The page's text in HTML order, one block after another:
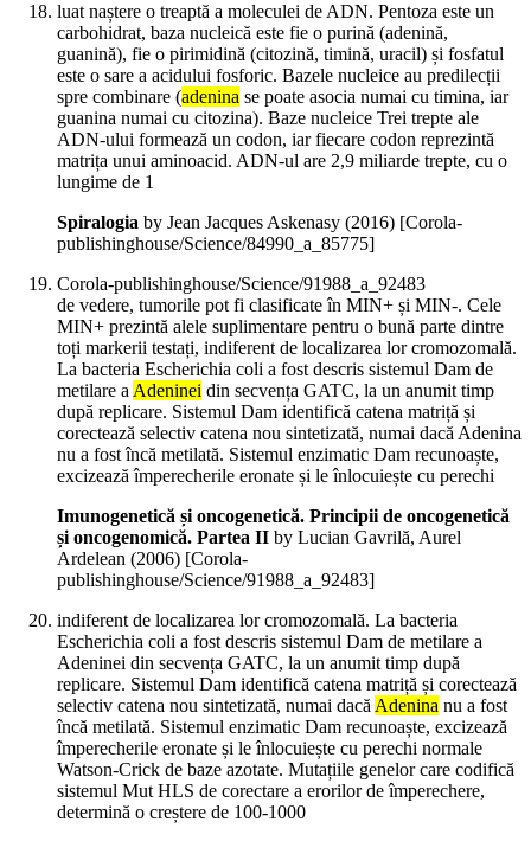
luat naștere o treaptă a moleculei de ADN. Pentoza este un
carbohidrat, baza nucleică este fie o purină (adenină,
guanină), fie o pirimidină (citozină, timină, uracil) și fosfatul
este o sare a acidului fosforic. Bazele nucleice au predilecții
spre combinare (adenina se poate asocia numai cu timina, iar
guanina numai cu citozina). Baze nucleice Trei trepte ale
ADN-ului formează un codon, iar fiecare codon reprezintă
matrița unui aminoacid. ADN-ul are 2,9 miliarde trepte, cu o
lungime de 1
Spiralogia by Jean Jacques Askenasy (2016) [Corola-
publishinghouse/Science/84990_a_85775]
Corola-publishinghouse/Science/91988_a_92483
de vedere, tumorile pot fi clasificate în MIN+ și MIN-. Cele
MIN+ prezintă alele suplimentare pentru o bună parte dintre
toți markerii testați, indiferent de localizarea lor cromozomală.
La bacteria Escherichia coli a fost descris sistemul Dam de
metilare aAdeninei din secvența GATC, la un anumit timp
după replicare. Sistemul Dam identifică catena matriță și
corectează selectiv catena nou sintetizată, numai dacă Adenina
nu a fost încă metilată. Sistemul enzimatic Dam recunoaște,
excizează împerecherile eronate și le înlocuiește cu perechi
Imunogenetică și oncogenetică. Principii de oncogenetică
și oncogenomică. Partea II by Lucian Gavrilă, Aurel
Ardelean (2006) [Corola-
publishinghouse/Science/91988_a_92483]
indiferent de localizarea lor cromozomală. La bacteria
Escherichia coli a fost descris sistemul Dam de metilare a
Adeninei din secvența GATC, la un anumit timp după
replicare. Sistemul Dam identifică catena matriță și corectează
selectiv catena nou sintetizată, numai dacăAdenina nu a fost
încă metilată. Sistemul enzimatic Dam recunoaște, excizează
împerecherile eronate și le înlocuiește cu perechi normale
Watson-Crick de baze azotate. Mutațiile genelor care codifică
sistemul Mut HLS de corectare a erorilor de împerechere,
determină o creștere de 100-1000